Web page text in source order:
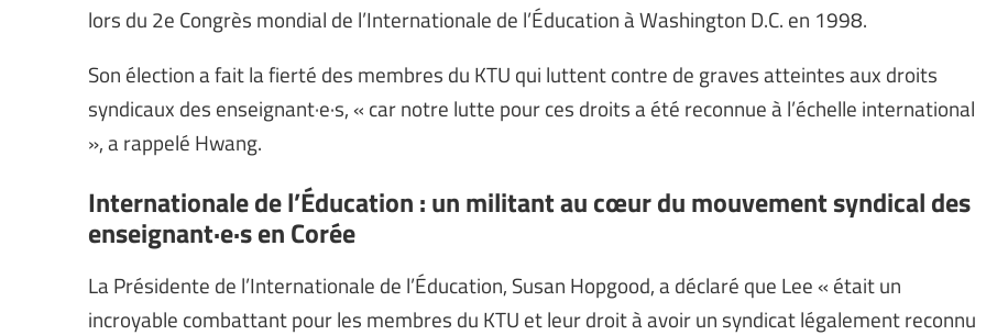
lors du 2e Congrès mondial de l’Internationale de l’Éducation à Washington D.C. en 1998.
Son élection a fait la fierté des membres du KTU qui luttent contre de graves atteintes aux droits
syndicaux des enseignant·e·s, « car notre lutte pour ces droits a été reconnue à l’échelle international
», a rappelé Hwang.
Internationale de l’Éducation : un militant au cœur du mouvement syndical des
enseignant·e·s en Corée
La Présidente de l’Internationale de l’Éducation, Susan Hopgood, a déclaré que Lee « était un
incroyable combattant pour les membres du KTU et leur droit à avoir un syndicat légalement reconnu